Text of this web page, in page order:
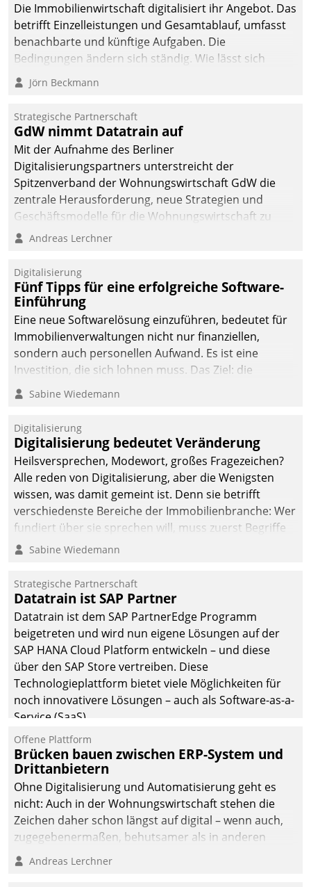
Die Immobilienwirtschaft digitalisiert ihr Angebot. Das
betrifft Einzelleistungen und Gesamtablauf, umfasst
benachbarte und künftige Aufgaben. Die
Bedingungen ändern sich ständig. Wie lässt sich
technisch die Kontrolle wahren und zugleich Freiraum
fürs Wachsen öffnen?
Jörn Beckmann
Strategische Partnerschaft
GdW nimmt Datatrain auf
Mit der Aufnahme des Berliner
Digitalisierungspartners unterstreicht der
Spitzenverband der Wohnungswirtschaft GdW die
zentrale Herausforderung, neue Strategien und
Geschäftsmodelle für die Wohnungswirtschaft zu
entwickeln.
Andreas Lerchner
Digitalisierung
Fünf Tipps für eine erfolgreiche Software-
Einführung
Eine neue Softwarelösung einzuführen, bedeutet für
Immobilienverwaltungen nicht nur finanziellen,
sondern auch personellen Aufwand. Es ist eine
Investition, die sich lohnen muss. Das Ziel: die
nachhaltige Optimierung der Geschäftsabläufe. Damit
dieses Ziel erreicht wird, sollten einige Grundregeln
Sabine Wiedemann
Digitalisierung
Digitalisierung bedeutet Veränderung
Heilsversprechen, Modewort, großes Fragezeichen?
Alle reden von Digitalisierung, aber die Wenigsten
wissen, was damit gemeint ist. Denn sie betrifft
verschiedenste Bereiche der Immobilienbranche: Wer
fundiert über sie sprechen will, muss zuerst Begriffe
klären. Ein Aspekt ist die betriebliche Optimierung:
Einsparungen durch optimierte und automatisierte
Prozesse. Doch man darf nicht zu viel erwarten: Allein
mit der Einführung einer neuen Software ist es nicht
getan. Die Digitalisierung erfordert von Unternehmen
die Bereitschaft, sich zu überprüfen, zu hinterfragen
und zu verändern.
Sabine Wiedemann
Strategische Partnerschaft
Datatrain ist SAP Partner
Datatrain ist dem SAP PartnerEdge Programm
beigetreten und wird nun eigene Lösungen auf der
SAP HANA Cloud Platform entwickeln – und diese
über den SAP Store vertreiben. Diese
Technologieplattform bietet viele Möglichkeiten für
noch innovativere Lösungen – auch als Software-as-a-
Service (SaaS).
Offene Plattform
Brücken bauen zwischen ERP-System und
Drittanbietern
Ohne Digitalisierung und Automatisierung geht es
nicht: Auch in der Wohnungswirtschaft stehen die
Zeichen daher schon längst auf digital – wenn auch,
zugegebenermaßen, behutsamer als in anderen
Branchen.
Andreas Lerchner